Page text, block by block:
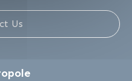
Us